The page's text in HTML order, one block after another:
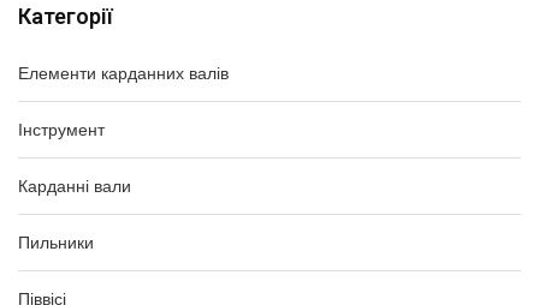
Категорії
Елементи карданних валів
Інструмент
Карданні вали
Пильники
Піввісі